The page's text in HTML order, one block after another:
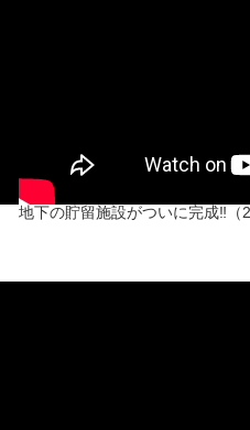
地下の貯留施設がついに完成‼（